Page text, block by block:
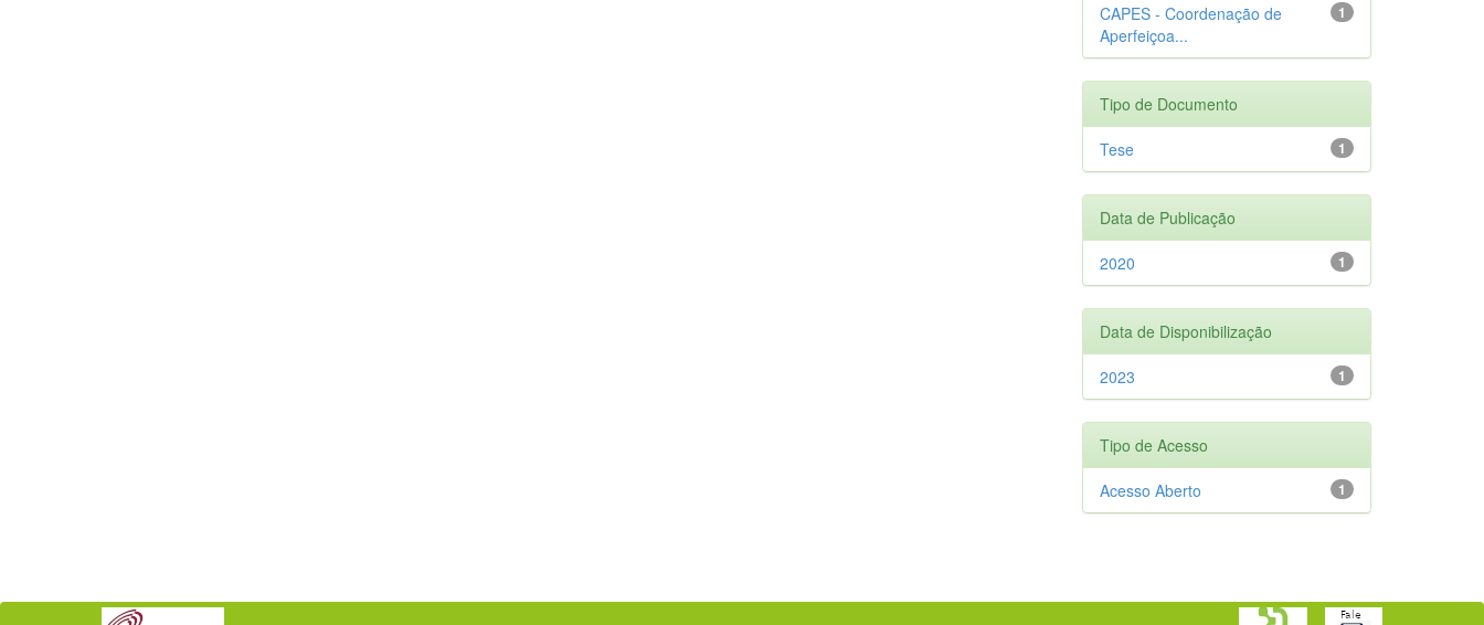
1
CAPES - Coordenação de
Aperfeiçoa...
Tipo de Documento
1
Tese
Data de Publicação
1
2020
Data de Disponibilização
1
2023
Tipo de Acesso
1
Acesso Aberto